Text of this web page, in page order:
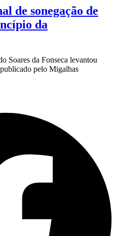
de sonegação de
da
Soares da Fonseca levantou
pelo Migalhas